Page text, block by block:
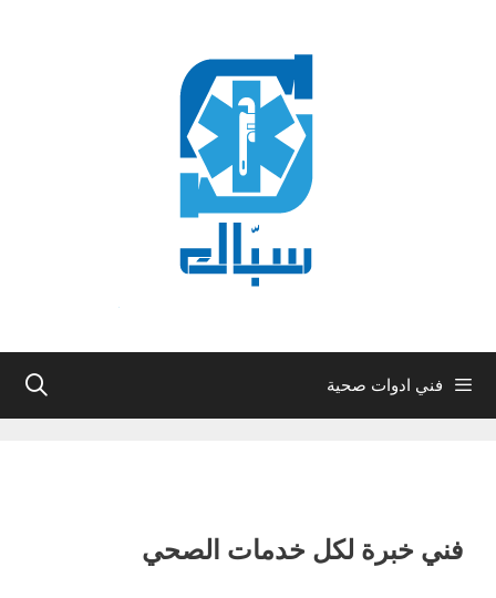
فني ادوات صحية
فني خبرة لكل خدمات الصحي